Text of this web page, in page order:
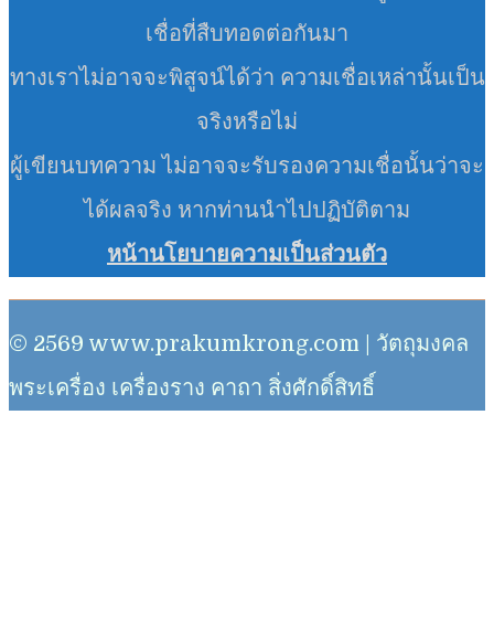
เชื่อที่สืบทอดต่อกันมา
ทางเราไม่อาจจะพิสูจน์ได้ว่า ความเชื่อเหล่านั้นเป็น
จริงหรือไม่
ผู้เขียนบทความ ไม่อาจจะรับรองความเชื่อนั้นว่าจะ
ได้ผลจริง หากท่านนำไปปฏิบัติตาม
หน้านโยบายความเป็นส่วนตัว
© 2569 www.prakumkrong.com | วัตถุมงคล
พระเครื่อง เครื่องราง คาถา สิ่งศักดิ์สิทธิ์